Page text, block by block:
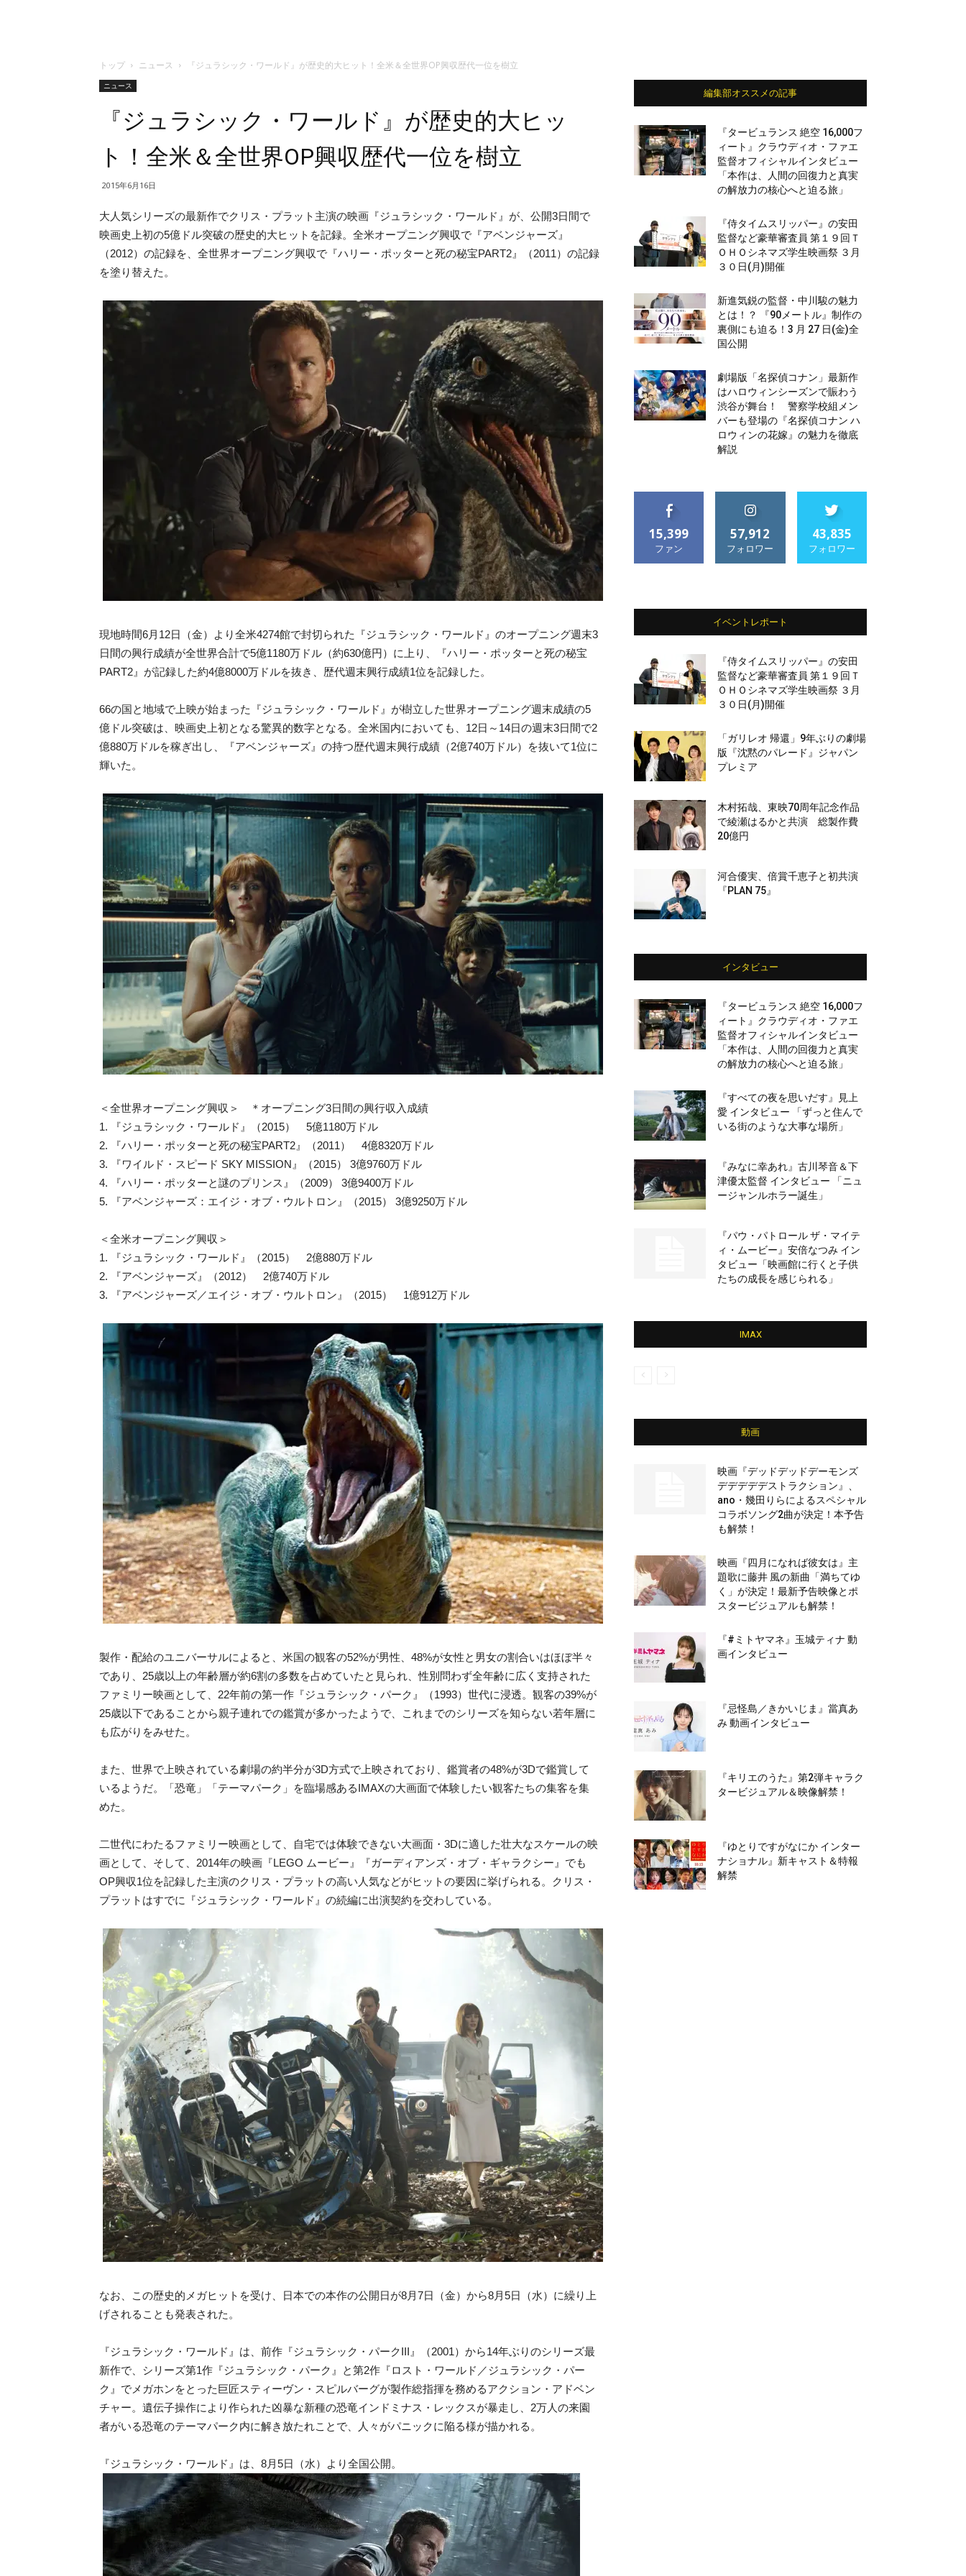
トップ ニュース 『ジュラシック・ワールド』が歴史的大ヒット！全米＆全世界OP興収歴代一位を樹立
ニュース
『ジュラシック・ワールド』が歴史的大ヒッ
ト！全米＆全世界OP興収歴代一位を樹立
2015年6月16日
大人気シリーズの最新作でクリス・プラット主演の映画『ジュラシック・ワールド』が、公開3日間で
映画史上初の5億ドル突破の歴史的大ヒットを記録。全米オープニング興収で『アベンジャーズ』
（2012）の記録を、全世界オープニング興収で『ハリー・ポッターと死の秘宝PART2』（2011）の記録
を塗り替えた。
現地時間6月12日（金）より全米4274館で封切られた『ジュラシック・ワールド』のオープニング週末3
日間の興行成績が全世界合計で5億1180万ドル（約630億円）に上り、『ハリー・ポッターと死の秘宝
PART2』が記録した約4億8000万ドルを抜き、歴代週末興行成績1位を記録した。
66の国と地域で上映が始まった『ジュラシック・ワールド』が樹立した世界オープニング週末成績の5
億ドル突破は、映画史上初となる驚異的数字となる。全米国内においても、12日～14日の週末3日間で2
億880万ドルを稼ぎ出し、『アベンジャーズ』の持つ歴代週末興行成績（2億740万ドル）を抜いて1位に
輝いた。
＜全世界オープニング興収＞ ＊オープニング3日間の興行収入成績
1. 『ジュラシック・ワールド』（2015） 5億1180万ドル
2. 『ハリー・ポッターと死の秘宝PART2』（2011） 4億8320万ドル
3. 『ワイルド・スピード SKY MISSION』（2015） 3億9760万ドル
4. 『ハリー・ポッターと謎のプリンス』（2009） 3億9400万ドル
5. 『アベンジャーズ：エイジ・オブ・ウルトロン』（2015） 3億9250万ドル
＜全米オープニング興収＞
1. 『ジュラシック・ワールド』（2015） 2億880万ドル
2. 『アベンジャーズ』（2012） 2億740万ドル
3. 『アベンジャーズ／エイジ・オブ・ウルトロン』（2015） 1億912万ドル
製作・配給のユニバーサルによると、米国の観客の52%が男性、48%が女性と男女の割合いはほぼ半々
であり、25歳以上の年齢層が約6割の多数を占めていたと見られ、性別問わず全年齢に広く支持された
ファミリー映画として、22年前の第一作『ジュラシック・パーク』（1993）世代に浸透。観客の39%が
25歳以下であることから親子連れでの鑑賞が多かったようで、これまでのシリーズを知らない若年層に
も広がりをみせた。
また、世界で上映されている劇場の約半分が3D方式で上映されており、鑑賞者の48%が3Dで鑑賞して
いるようだ。「恐竜」「テーマパーク」を臨場感あるIMAXの大画面で体験したい観客たちの集客を集
めた。
二世代にわたるファミリー映画として、自宅では体験できない大画面・3Dに適した壮大なスケールの映
画として、そして、2014年の映画『LEGO ムービー』『ガーディアンズ・オブ・ギャラクシー』でも
OP興収1位を記録した主演のクリス・プラットの高い人気などがヒットの要因に挙げられる。クリス・
プラットはすでに『ジュラシック・ワールド』の続編に出演契約を交わしている。
なお、この歴史的メガヒットを受け、日本での本作の公開日が8月7日（金）から8月5日（水）に繰り上
げされることも発表された。
『ジュラシック・ワールド』は、前作『ジュラシック・パークIII』（2001）から14年ぶりのシリーズ最
新作で、シリーズ第1作『ジュラシック・パーク』と第2作『ロスト・ワールド／ジュラシック・パー
ク』でメガホンをとった巨匠スティーヴン・スピルバーグが製作総指揮を務めるアクション・アドベン
チャー。遺伝子操作により作られた凶暴な新種の恐竜インドミナス・レックスが暴走し、2万人の来園
者がいる恐竜のテーマパーク内に解き放たれことで、人々がパニックに陥る様が描かれる。
『ジュラシック・ワールド』は、8月5日（水）より全国公開。
編集部オススメの記事
『タービュランス 絶空 16,000フ
ィート』クラウディオ・ファエ
監督オフィシャルインタビュー
「本作は、人間の回復力と真実
の解放力の核心へと迫る旅」
『侍タイムスリッパー』の安田
監督など豪華審査員 第１９回Ｔ
ＯＨＯシネマズ学生映画祭 ３月
３０日(月)開催
新進気鋭の監督・中川駿の魅力
とは！？ 『90メートル』制作の
裏側にも迫る！3 月 27 日(金)全
国公開
劇場版「名探偵コナン」最新作
はハロウィンシーズンで賑わう
渋谷が舞台！ 警察学校組メン
バーも登場の『名探偵コナン ハ
ロウィンの花嫁』の魅力を徹底
解説
15,399
ファン
57,912
フォロワー
43,835
フォロワー
イベントレポート
『侍タイムスリッパー』の安田
監督など豪華審査員 第１９回Ｔ
ＯＨＯシネマズ学生映画祭 ３月
３０日(月)開催
「ガリレオ 帰還」9年ぶりの劇場
版『沈黙のパレード』ジャパン
プレミア
木村拓哉、東映70周年記念作品
で綾瀬はるかと共演 総製作費
20億円
河合優実、倍賞千恵子と初共演
『PLAN 75』
インタビュー
『タービュランス 絶空 16,000フ
ィート』クラウディオ・ファエ
監督オフィシャルインタビュー
「本作は、人間の回復力と真実
の解放力の核心へと迫る旅」
『すべての夜を思いだす』見上
愛 インタビュー 「ずっと住んで
いる街のような大事な場所」
『みなに幸あれ』古川琴音＆下
津優太監督 インタビュー 「ニュ
ージャンルホラー誕生」
『パウ・パトロール ザ・マイテ
ィ・ムービー』安倍なつみ イン
タビュー「映画館に行くと子供
たちの成長を感じられる」
IMAX
動画
映画『デッドデッドデーモンズ
デデデデデストラクション』、
ano・幾田りらによるスペシャル
コラボソング2曲が決定！本予告
も解禁！
映画『四月になれば彼女は』主
題歌に藤井 風の新曲「満ちてゆ
く」が決定！最新予告映像とポ
スタービジュアルも解禁！
『#ミトヤマネ』玉城ティナ 動
画インタビュー
『忌怪島／きかいじま』當真あ
み 動画インタビュー
『キリエのうた』第2弾キャラク
タービジュアル＆映像解禁！
『ゆとりですがなにか インター
ナショナル』新キャスト＆特報
解禁